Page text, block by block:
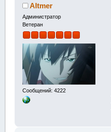
Altmer
Администратор
Ветеран
Сообщений: 4222